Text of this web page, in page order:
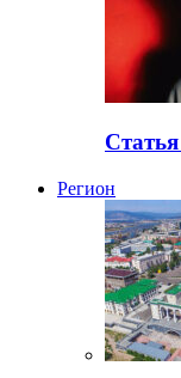
Регион